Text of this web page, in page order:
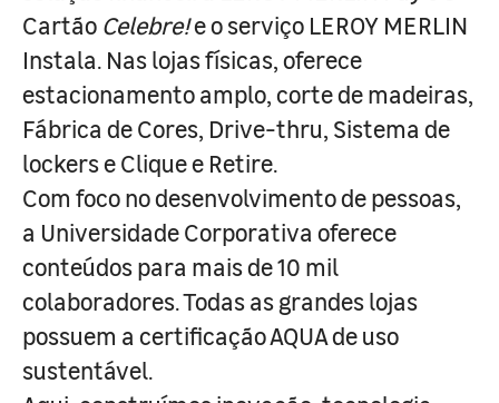
Cartão Celebre!e o serviço LEROY MERLIN
Instala. Nas lojas físicas, oferece
estacionamento amplo, corte de madeiras,
Fábrica de Cores, Drive-thru, Sistema de
lockers e Clique e Retire.
Com foco no desenvolvimento de pessoas,
a Universidade Corporativa oferece
conteúdos para mais de 10 mil
colaboradores. Todas as grandes lojas
possuem a certificação AQUA de uso
sustentável.